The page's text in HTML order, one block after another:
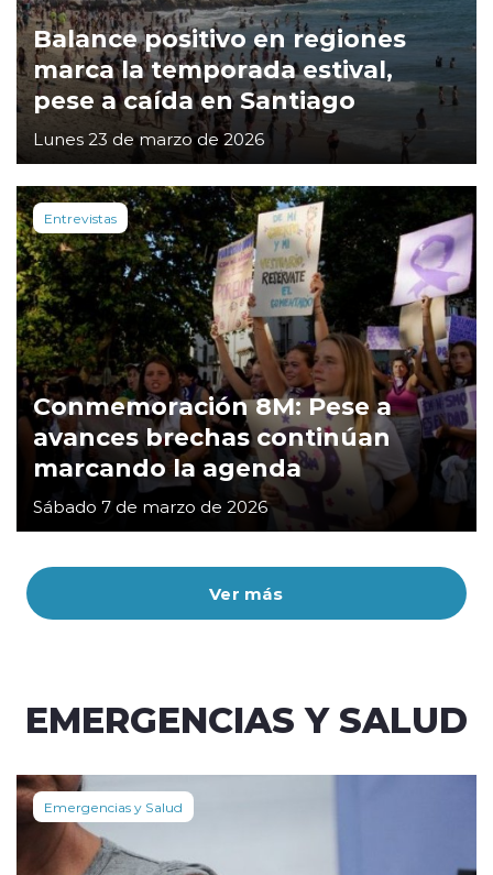
Ver más
Balance positivo en regiones
marca la temporada estival,
pese a caída en Santiago
Lunes 23 de marzo de 2026
Entrevistas
Conmemoración 8M: Pese a
avances brechas continúan
marcando la agenda
Sábado 7 de marzo de 2026
EMERGENCIAS Y SALUD
Emergencias y Salud